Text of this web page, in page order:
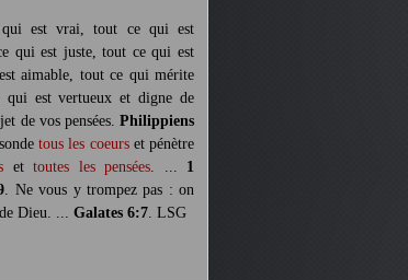
est vrai, tout ce qui est
qui est juste, tout ce qui est
aimable, tout ce qui mérite
qui est vertueux et digne de
de vos pensées. Philippiens
tous les coeurset pénètre
et toutes les pensées. ... 1
. Ne vous y trompez pas : on
Dieu. ... Galates 6:7. LSG